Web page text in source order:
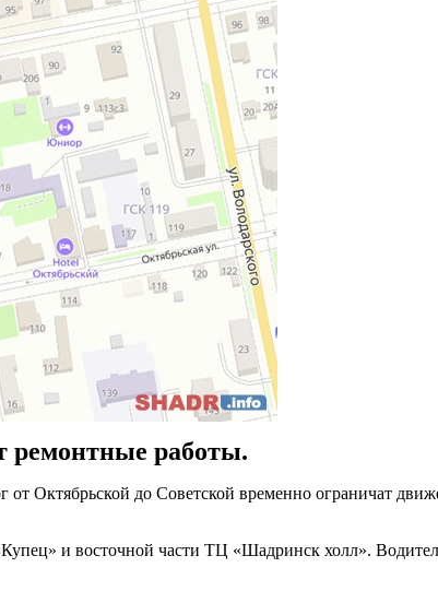
ремонтные работы.
Октябрьской до Советской временно ограничат
и восточной части ТЦ «Шадринск холл».